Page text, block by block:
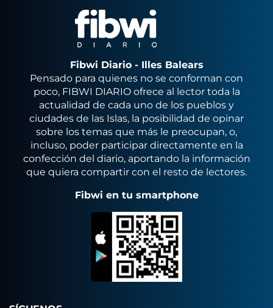
Fibwi Diario - Illes Balears
Pensado para quienes no se conforman con
poco, FIBWI DIARIO ofrece al lector toda la
actualidad de cada uno de los pueblos y
ciudades de las Islas, la posibilidad de opinar
sobre los temas que más le preocupan, o,
incluso, poder participar directamente en la
confección del diario, aportando la información
que quiera compartir con el resto de lectores.
Fibwi en tu smartphone